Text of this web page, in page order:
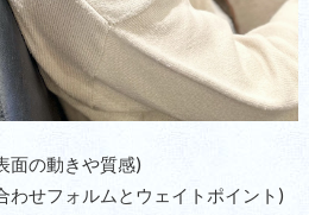
面の動きや質感)
せフォルムとウェイトポイント)